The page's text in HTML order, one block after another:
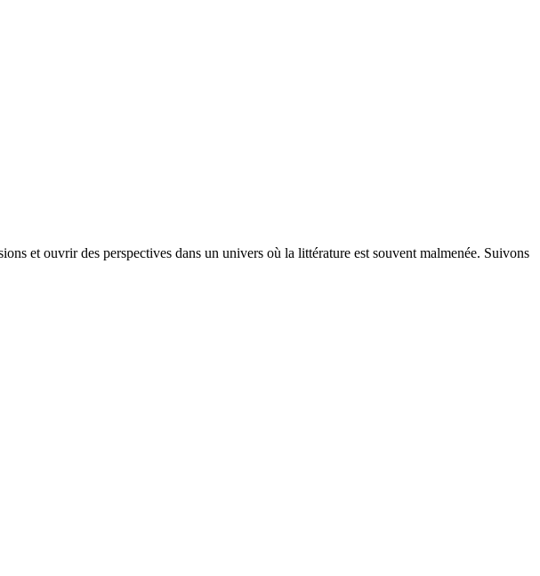
et ouvrir des perspectives dans un univers où la littérature est souvent malmenée. Suivons